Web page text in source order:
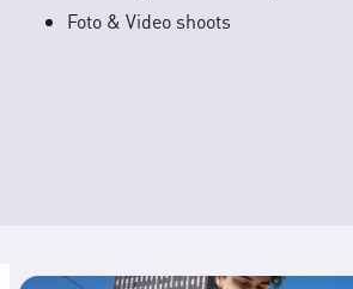
Foto & Video shoots